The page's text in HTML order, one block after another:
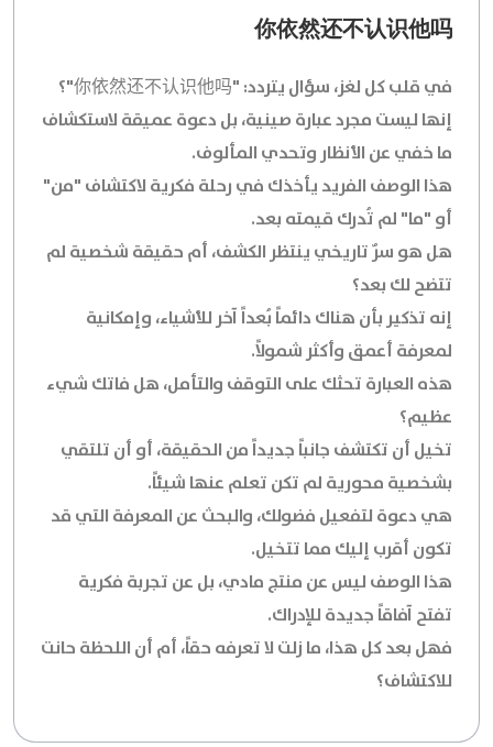
你依然还不认识他吗
في قلب كل لغز، سؤال يتردد:"你依然还不认识他吗"
؟
إنها ليست مجرد عبارة صينية، بل دعوة عميقة لاستكشاف
ما خفي عن الأنظار وتحدي المألوف.
هذا الوصف الفريد يأخذك في رحلة فكرية لاكتشاف "من"
أو "ما" لم تُدرك قيمته بعد.
هل هو سرٌ تاريخي ينتظر الكشف، أم حقيقة شخصية لم
تتضح لك بعد؟
إنه تذكير بأن هناك دائماً بُعداً آخر للأشياء، وإمكانية
لمعرفة أعمق وأكثر شمولاً.
هذه العبارة تحثك على التوقف والتأمل، هل فاتك شيء
عظيم؟
تخيل أن تكتشف جانباً جديداً من الحقيقة، أو أن تلتقي
بشخصية محورية لم تكن تعلم عنها شيئاً.
هي دعوة لتفعيل فضولك، والبحث عن المعرفة التي قد
تكون أقرب إليك مما تتخيل.
هذا الوصف ليس عن منتج مادي، بل عن تجربة فكرية
تفتح آفاقاً جديدة للإدراك.
فهل بعد كل هذا، ما زلت لا تعرفه حقاً، أم أن اللحظة حانت
للاكتشاف؟